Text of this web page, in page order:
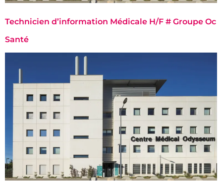
Technicien d’information Médicale H/F # Groupe Oc
Santé